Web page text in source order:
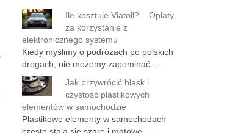
Ile kosztuje Viatoll? – Opłaty
za korzystanie z
elektronicznego systemu
Kiedy myślimy o podróżach po polskich
drogach, nie możemy zapominać …
Jak przywrócić blask i
czystość plastikowych
elementów w samochodzie
Plastikowe elementy w samochodach